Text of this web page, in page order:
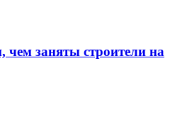
чем заняты строители на